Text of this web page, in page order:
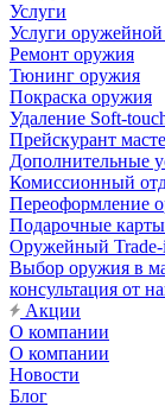
Услуги
Услуги оружейной
Ремонт оружия
Тюнинг оружия
Покраска оружия
Удаление Soft-
Прейскурант
Дополнительные
Комиссионный
Переоформление
Подарочные
Оружейный Trade-
Выбор оружия в
консультация от
Акции
О компании
О компании
Новости
Блог